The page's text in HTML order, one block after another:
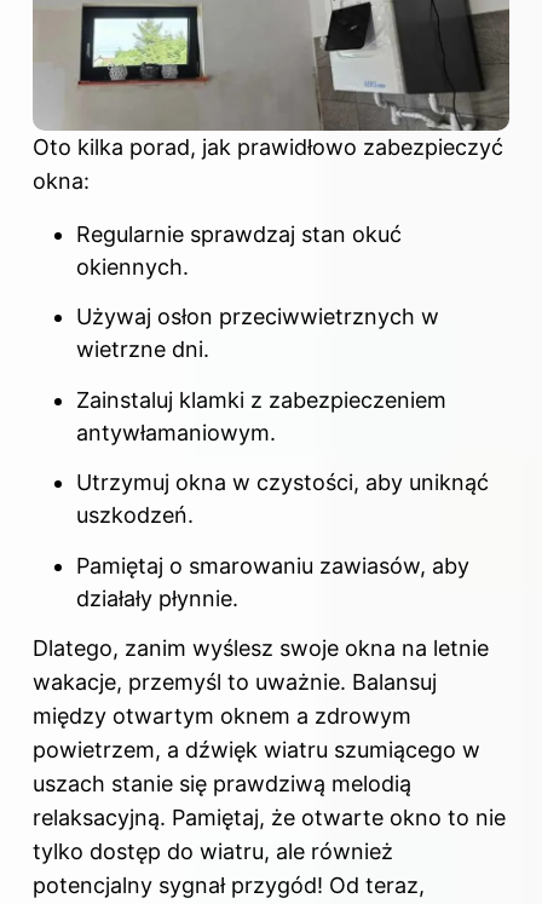
Oto kilka porad, jak prawidłowo zabezpieczyć
okna:
Regularnie sprawdzaj stan okuć
okiennych.
Używaj osłon przeciwwietrznych w
wietrzne dni.
Zainstaluj klamki z zabezpieczeniem
antywłamaniowym.
Utrzymuj okna w czystości, aby uniknąć
uszkodzeń.
Pamiętaj o smarowaniu zawiasów, aby
działały płynnie.
Dlatego, zanim wyślesz swoje okna na letnie
wakacje, przemyśl to uważnie. Balansuj
między otwartym oknem a zdrowym
powietrzem, a dźwięk wiatru szumiącego w
uszach stanie się prawdziwą melodią
relaksacyjną. Pamiętaj, że otwarte okno to nie
tylko dostęp do wiatru, ale również
potencjalny sygnał przygód! Od teraz,